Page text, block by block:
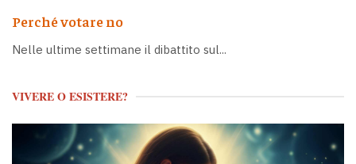
Perché votare no
Nelle ultime settimane il dibattito sul...
VIVERE O ESISTERE?